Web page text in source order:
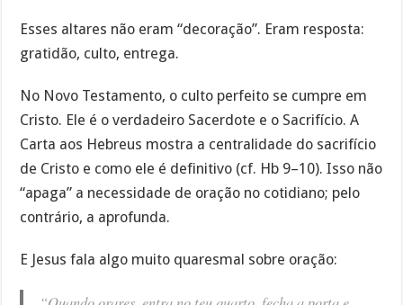
Esses altares não eram “decoração”. Eram resposta:
gratidão, culto, entrega.
No Novo Testamento, o culto perfeito se cumpre em
Cristo. Ele é o verdadeiro Sacerdote e o Sacrifício. A
Carta aos Hebreus mostra a centralidade do sacrifício
de Cristo e como ele é definitivo (cf. Hb 9–10). Isso não
“apaga” a necessidade de oração no cotidiano; pelo
contrário, a aprofunda.
E Jesus fala algo muito quaresmal sobre oração:
“Quando orares, entra no teu quarto, fecha a porta e